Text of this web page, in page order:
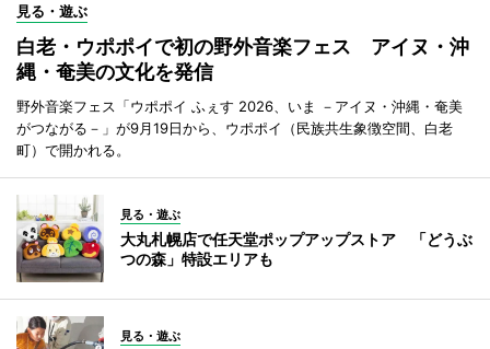
見る・遊ぶ
白老・ウポポイで初の野外音楽フェス アイヌ・沖
縄・奄美の文化を発信
野外音楽フェス「ウポポイ ふぇす 2026、いま －アイヌ・沖縄・奄美
がつながる－」が9月19日から、ウポポイ（民族共生象徴空間、白老
町）で開かれる。
見る・遊ぶ
大丸札幌店で任天堂ポップアップストア 「どうぶ
つの森」特設エリアも
見る・遊ぶ